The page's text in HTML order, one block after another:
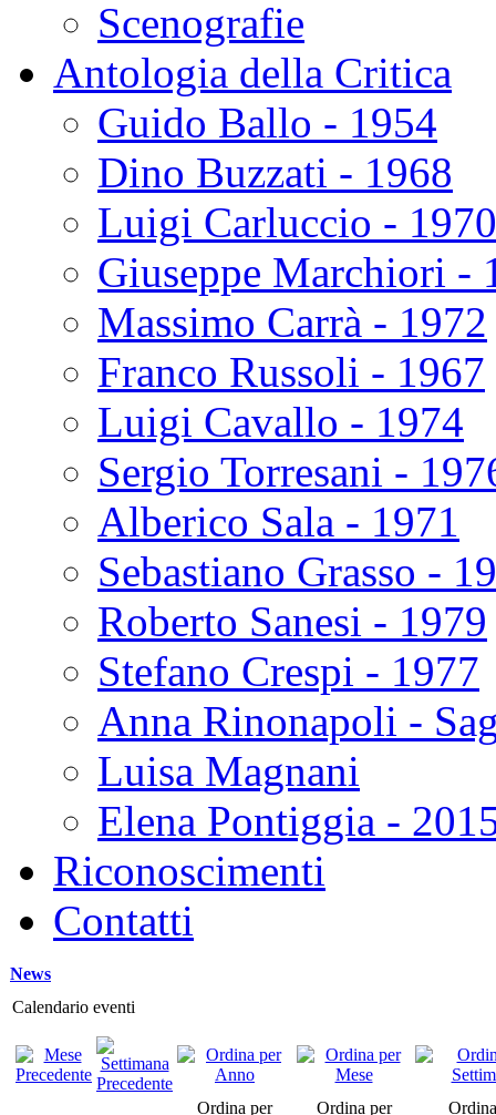
Scenografie
Antologia della Critica
Guido Ballo - 1954
Dino Buzzati - 1968
Luigi Carluccio - 1970
Giuseppe Marchiori -
Massimo Carrà - 1972
Franco Russoli - 1967
Luigi Cavallo - 1974
Sergio Torresani -
Alberico Sala - 1971
Sebastiano Grasso -
Roberto Sanesi - 1979
Stefano Crespi - 1977
Anna Rinonapoli -
Luisa Magnani
Elena Pontiggia -
Riconoscimenti
Contatti
News
Calendario eventi
Ordina per
Ordina per